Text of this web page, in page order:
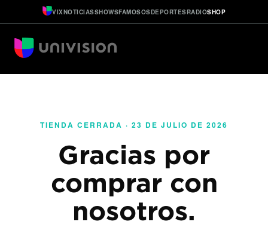
VIXNOTICIASSHOWSFAMOSOSDEPORTESRADIOSHOP
TIENDA CERRADA · 23 DE JULIO DE 2026
Gracias por
comprar con
nosotros.